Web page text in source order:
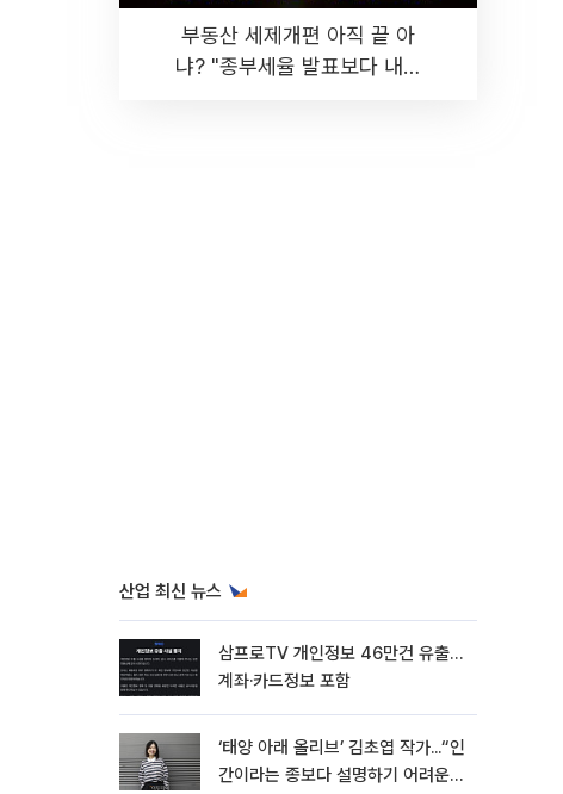
부동산 세제개편 아직 끝 아
냐? "종부세율 발표보다 내릴
산업 최신 뉴스
삼프로TV 개인정보 46만건 유출…
계좌·카드정보 포함
‘태양 아래 올리브’ 김초엽 작가...“인
간이라는 종보다 설명하기 어려운